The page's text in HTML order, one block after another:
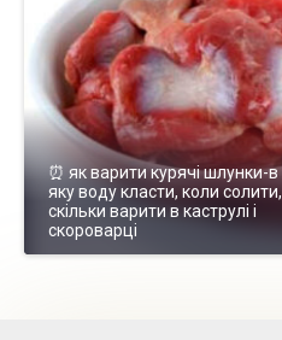
⏰ як варити курячі шлунки-в
яку воду класти, коли солити,
скільки варити в каструлі і
скороварці